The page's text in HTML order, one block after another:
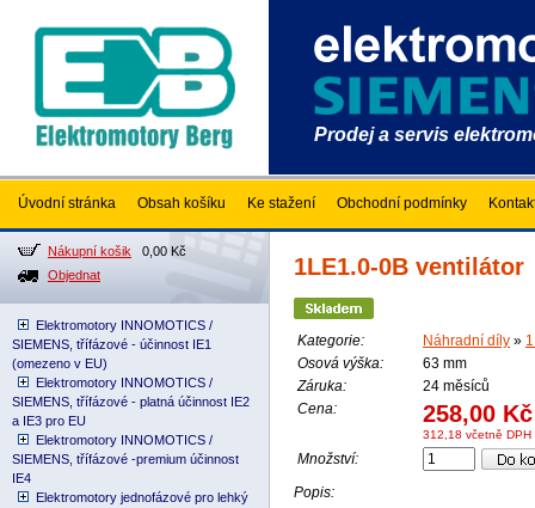
Prodej a servis
Úvodní stránka Obsah košíku Ke stažení Obchodní podmínky
Nákupní košik 0,00 Kč
Objednat
Elektromotory INNOMOTICS /
SIEMENS, třífázové - účinnost IE1
(omezeno v EU)
Elektromotory INNOMOTICS /
SIEMENS, třífázové - platná účinnost IE2
a IE3 pro EU
Elektromotory INNOMOTICS /
SIEMENS, třífázové -premium účinnost
IE4
Elektromotory jednofázové pro lehký
1LE1.0-0B ventilátor
Kategorie: Náhradní díly »
Osová výška:
63 mm
Záruka:
24 měsíců
Cena:
258,00 Kč
312,18 včetně DPH
Množství:
Popis: